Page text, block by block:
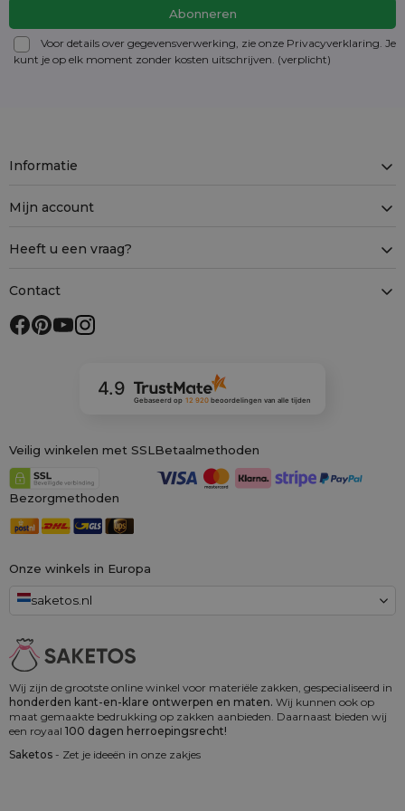
Voor details over gegevensverwerking, zie onze Privacyverklaring. Je
kunt je op elk moment zonder kosten uitschrijven . (verplicht)
Wij zijn de grootste online winkel voor materiële zakken, gespecialiseerd in
honderden kant-en-klare ontwerpen en maten. Wij kunnen ook op
maat gemaakte bedrukking op zakken aanbieden. Daarnaast bieden wij
een royaal 100 dagen herroepingsrecht!
Saketos - Zet je ideeën in onze zakjes
Onze winkels in Europa
saketos.nl
Informatie
Mijn account
Heeft u een vraag?
Contact
4.9
Gebaseerd op 12 920 beoordelingenvan alle tijden
Veilig winkelen met SSL Betaalmethoden
Bezorgmethoden